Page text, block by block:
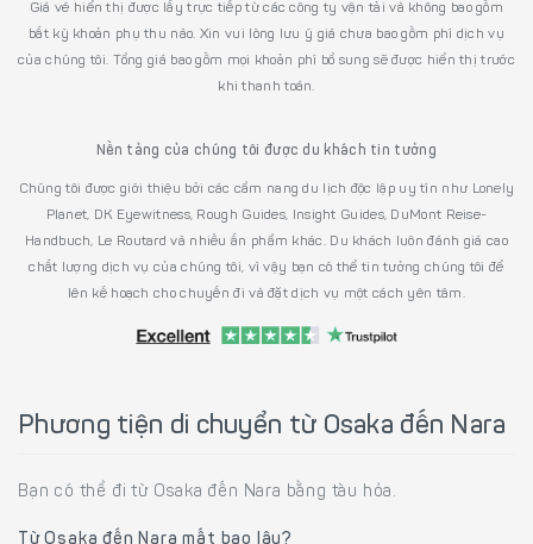
Giá vé hiển thị được lấy trực tiếp từ các công ty vận tải và không bao gồm
bất kỳ khoản phụ thu nào. Xin vui lòng lưu ý giá chưa bao gồm phí dịch vụ
của chúng tôi. Tổng giá bao gồm mọi khoản phí bổ sung sẽ được hiển thị trước
khi thanh toán.
Nền tảng của chúng tôi được du khách tin tưởng
Chúng tôi được giới thiệu bởi các cẩm nang du lịch độc lập uy tín như Lonely
Planet, DK Eyewitness, Rough Guides, Insight Guides, DuMont Reise-
Handbuch, Le Routard và nhiều ấn phẩm khác. Du khách luôn đánh giá cao
chất lượng dịch vụ của chúng tôi, vì vậy bạn có thể tin tưởng chúng tôi để
lên kế hoạch cho chuyến đi và đặt dịch vụ một cách yên tâm.
Phương tiện di chuyển từ Osaka đến Nara
Bạn có thể đi từ Osaka đến Nara bằng tàu hỏa.